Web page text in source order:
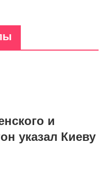
и
указал Киеву